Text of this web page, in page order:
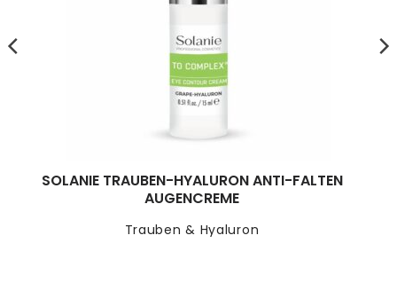
Trauben & Hyaluron
SOLANIE TRAUBEN-HYALURON ANTI-FALTEN
AUGENCREME